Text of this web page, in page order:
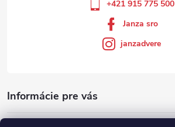
Informácie pre vás
+421 915 775 500
Janza sro
janzadvere